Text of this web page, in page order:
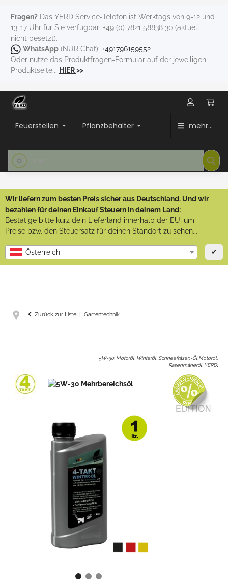
Fragen? Das YERD Service-Telefon ist Werktags von 9-12 und
13-17 Uhr für Sie verfügbar: +49 (0) 7821 58838 30 (aktuell
nicht besetzt).
WhatsApp (NUR Chat): +491796159552
Oder nutze das Produktfragen-Formular auf der jeweiligen
Produktseite... HIER>>
Feuerstellen Pflanzbehälter mehr...
Wir liefern zum besten Preis sicher aus Deutschland. Und wir
bezahlen für deinen Einkauf Steuern in deinem Land:
Bestätige bitte kurz dein Lieferland innerhalb der EU, um
Preise bzw. den Steuersatz für deinen Standort zu sehen...
Österreich ✔
Zurück zur Liste Gartentechnik
5W-30, Motoröl, Winteröl, Schneefräsen-Öl,Motoröl,
Rasenmäheröl, YERD: